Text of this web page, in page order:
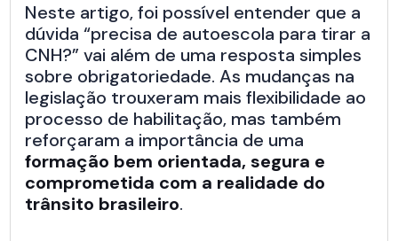
Neste artigo, foi possível entender que a
dúvida “precisa de autoescola para tirar a
CNH?” vai além de uma resposta simples
sobre obrigatoriedade. As mudanças na
legislação trouxeram mais flexibilidade ao
processo de habilitação, mas também
reforçaram a importância de uma
formação bem orientada, segura e
comprometida com a realidade do
trânsito brasileiro.